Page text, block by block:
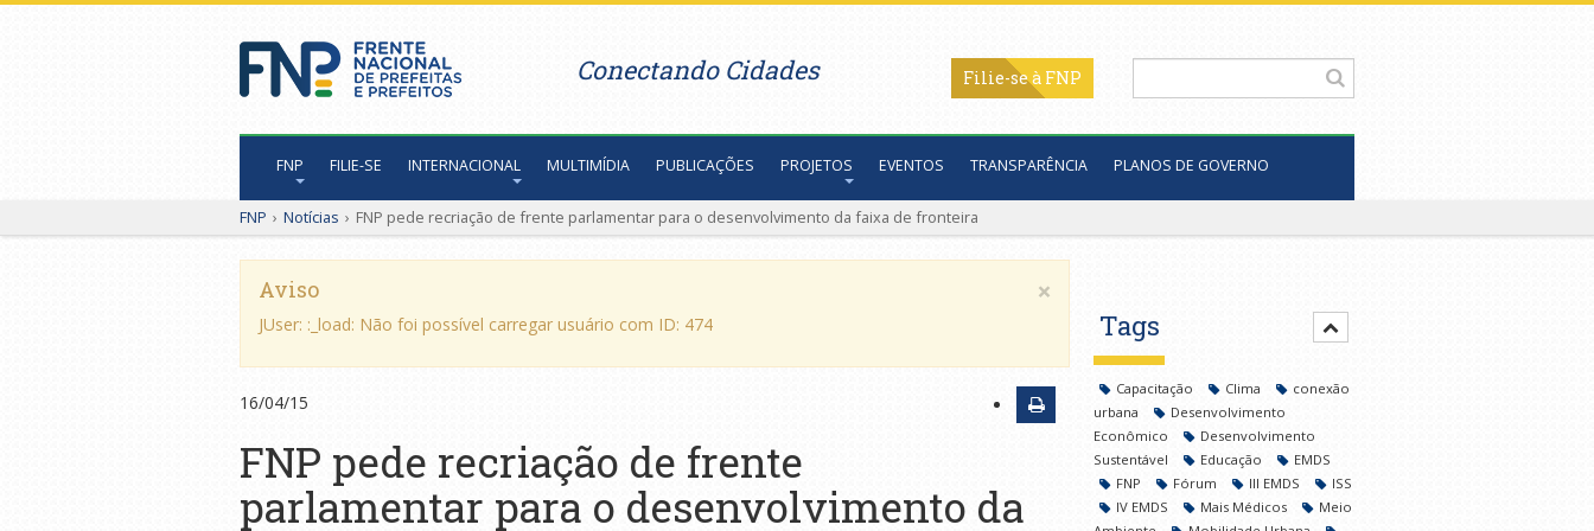
Conectando Cidades Filie-se
FNP FILIE-SE INTERNACIONAL MULTIMÍDIA PUBLICAÇÕES PROJETOS EVENTOS TRANSPARÊNCIA PLANOS DE GOVERNO
FNP › Notícias › FNP pede recriação de frente parlamentar para o desenvolvimento da faixa de fronteira
×
Aviso
JUser: :_load: Não foi possível carregar usuário com ID: 474
16/04/15
FNP pede recriação de frente
parlamentar para o desenvolvimento da
Tags
Capacitação Clima
conexão
urbana
Desenvolvimento
Econômico
Desenvolvimento
Sustentável
Educação
EMDS
FNP
Fórum III EMDS
ISS
IV EMDS
Mais Médicos
Meio